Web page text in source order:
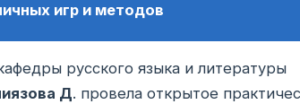
игр и методов
русского языка и литературы
Д. провела открытое